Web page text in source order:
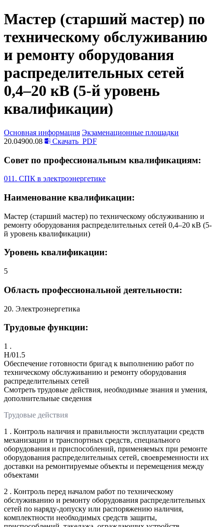
Мастер (старший мастер) по
техническому обслуживанию
и ремонту оборудования
распределительных сетей
0,4–20 кВ (5-й уровень
квалификации)
Основная информация Экзаменационные площадки
20.04900.08
Скачать PDF
Совет по профессиональным квалификациям:
011. СПК в электроэнергетике
Наименование квалификации:
Мастер (старший мастер) по техническому обслуживанию и
ремонту оборудования распределительных сетей 0,4–20 кВ (5-
й уровень квалификации)
Уровень квалификации:
5
Область профессиональной деятельности:
20. Электроэнергетика
Трудовые функции:
1 .
H/01.5
Обеспечение готовности бригад к выполнению работ по
техническому обслуживанию и ремонту оборудования
распределительных сетей
Смотреть трудовые действия, необходимые знания и умения,
дополнительные сведения
Трудовые действия
1 . Контроль наличия и правильности эксплуатации средств
механизации и транспортных средств, специального
оборудования и приспособлений, применяемых при ремонте
оборудования распределительных сетей, своевременности их
доставки на ремонтируемые объекты и перемещения между
объектами
2 . Контроль перед началом работ по техническому
обслуживанию и ремонту оборудования распределительных
сетей по наряду-допуску или распоряжению наличия,
комплектности необходимых средств защиты,